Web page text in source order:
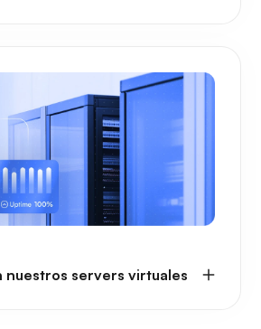
nuestros servers virtuales